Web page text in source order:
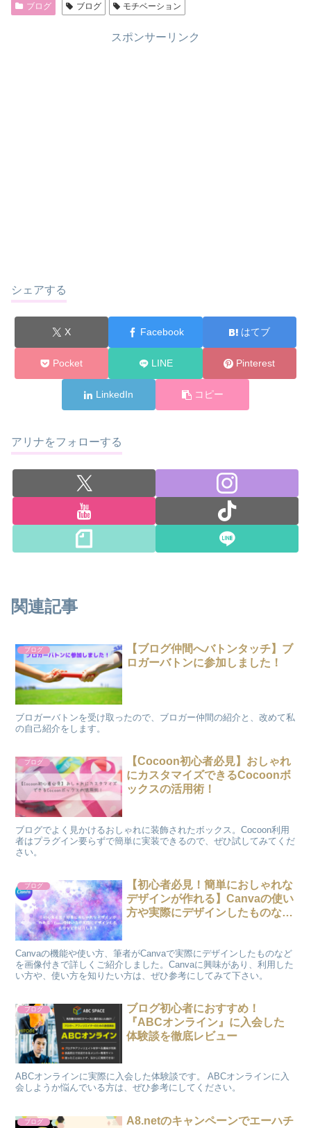
ブログ ブログ モチベーション
スポンサーリンク
シェアする
X Facebook はてブ
Pocket LINE Pinterest
LinkedIn コピー
アリナをフォローする
関連記事
ブログ
【ブログ仲間へバトンタッチ】ブ
ロガーバトンに参加しました！
ブロガーバトンを受け取ったので、ブロガー仲間の紹介と、改めて私
の自己紹介をします。
ブログ
【Cocoon初心者必見】おしゃれ
にカスタマイズできるCocoonボ
ックスの活用術！
ブログでよく見かけるおしゃれに装飾されたボックス。Cocoon利用
者はプラグイン要らずで簡単に実装できるので、ぜひ試してみてくだ
さい。
ブログ
【初心者必見！簡単におしゃれな
デザインが作れる】Canvaの使い
方や実際にデザインしたものなど
Canvaの機能や使い方、筆者がCanvaで実際にデザインしたものなど
を画像付きで詳しくご紹介しました。Canvaに興味があり、利用した
い方や、使い方を知りたい方は、ぜひ参考にしてみて下さい。
ブログ
ブログ初心者におすすめ！
『ABCオンライン』に入会した
体験談を徹底レビュー
ABCオンラインに実際に入会した体験談です。 ABCオンラインに入
会しようか悩んでいる方は、ぜひ参考にしてください。
ブログ
A8.netのキャンペーンでエーハチ